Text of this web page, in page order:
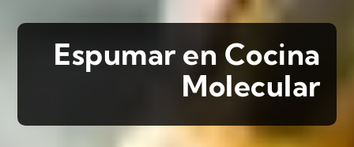
Espumar en Cocina
Molecular